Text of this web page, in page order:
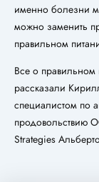
именно болезни
можно заменить
правильном
Все о правильном
рассказали
специалистом по
продовольствию
Strategies